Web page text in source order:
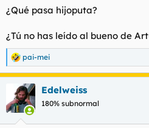
¿Qué pasa hijoputa?
¿Tú no has leído al bueno de
R
e
a
c
i
pai-mei
Edelweiss
180% subnormal